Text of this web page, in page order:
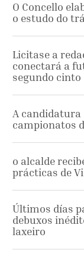
O Concello
o estudo do
Licitase a
conectará a
segundo cinto
A candidatura
campionatos
o alcalde
prácticas de
Últimos días
debuxos
laxeiro